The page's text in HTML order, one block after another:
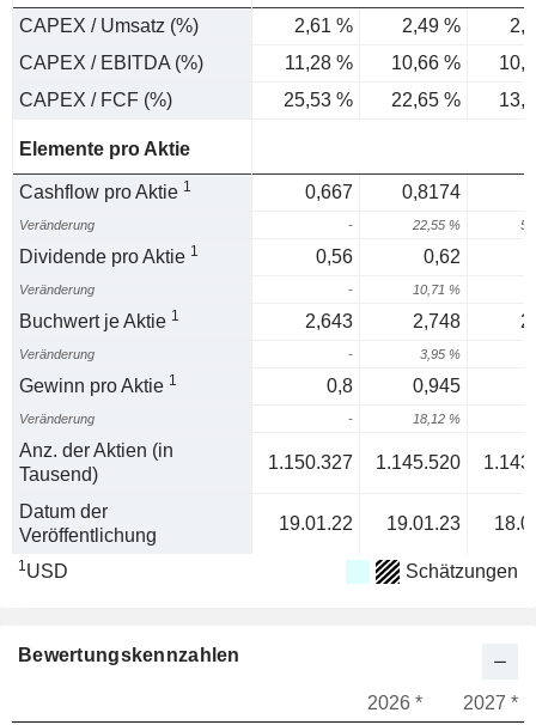
CAPEX / Umsatz (%) 2,61 % 2,49 %
CAPEX / EBITDA (%)
11,28 % 10,66 %
CAPEX / FCF (%)
25,53 % 22,65 %
Elemente pro Aktie
Cashflow pro Aktie 1 0,667 0,8174
Veränderung - 22,55 %
Dividende pro Aktie 1 0,56 0,62
Veränderung - 10,71 %
Buchwert je Aktie 1 2,643 2,748
Veränderung - 3,95 %
Gewinn pro Aktie 1 0,8 0,945
Veränderung - 18,12 %
Anz. der Aktien (in
Tausend)
1.150.327 1.145.520
Datum der
Veröffentlichung
19.01.22 19.01.23
1USD Schätzungen
Bewertungskennzahlen
2026 * 2027 *